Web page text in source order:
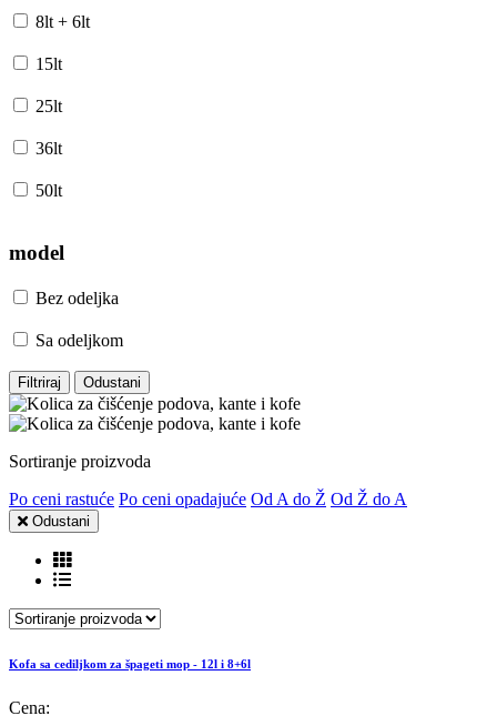
8lt + 6lt
15lt
25lt
36lt
50lt
model
Bez odeljka
Sa odeljkom
Filtriraj Odustani
Sortiranje proizvoda
Po ceni rastuće Po ceni opadajuće Od A do Ž Od Ž do A
Odustani
Kofa sa cediljkom za špageti mop - 12l i 8+6l
Cena: